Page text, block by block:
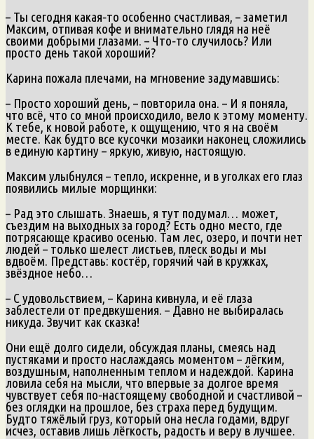
– Ты сегодня какая‑то особенно счастливая, – заметил
Максим, отпивая кофе и внимательно глядя на неё
своими добрыми глазами. – Что‑то случилось? Или
просто день такой хороший?
Карина пожала плечами, на мгновение задумавшись:
– Просто хороший день, – повторила она. – И я поняла,
что всё, что со мной происходило, вело к этому моменту.
К тебе, к новой работе, к ощущению, что я на своём
месте. Как будто все кусочки мозаики наконец сложились
в единую картину – яркую, живую, настоящую.
Максим улыбнулся – тепло, искренне, и в уголках его глаз
появились милые морщинки:
– Рад это слышать. Знаешь, я тут подумал… может,
съездим на выходных за город? Есть одно место, где
потрясающе красиво осенью. Там лес, озеро, и почти нет
людей – только шелест листьев, плеск воды и мы
вдвоём. Представь: костёр, горячий чай в кружках,
звёздное небо…
– С удовольствием, – Карина кивнула, и её глаза
заблестели от предвкушения. – Давно не выбиралась
никуда. Звучит как сказка!
Они ещё долго сидели, обсуждая планы, смеясь над
пустяками и просто наслаждаясь моментом – лёгким,
воздушным, наполненным теплом и надеждой. Карина
ловила себя на мысли, что впервые за долгое время
чувствует себя по‑настоящему свободной и счастливой –
без оглядки на прошлое, без страха перед будущим.
Будто тяжёлый груз, который она несла годами, вдруг
исчез, оставив лишь лёгкость, радость и веру в лучшее.